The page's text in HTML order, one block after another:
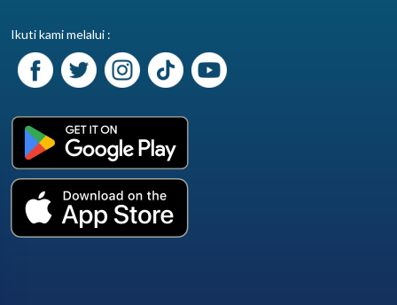
Ikuti kami melalui :